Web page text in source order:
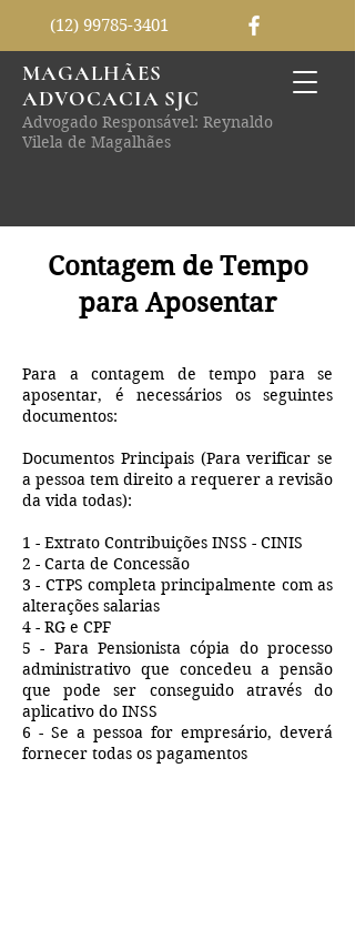
(12) 99785-3401
MAGALHÃES
ADVOCACIA SJC
Advogado Responsável: Reynaldo
Vilela de Magalhães
Contagem de Tempo
para Aposentar
Para a contagem de tempo para se
aposentar, é necessários os seguintes
documentos:
Documentos Principais (Para verificar se
a pessoa tem direito a requerer a revisão
da vida todas):
1 - Extrato Contribuições INSS - CINIS
2 - Carta de Concessão
3 - CTPS completa principalmente com as
alterações salarias
4 - RG e CPF
5 - Para Pensionista cópia do processo
administrativo que concedeu a pensão
que pode ser conseguido através do
aplicativo do INSS
6 - Se a pessoa for empresário, deverá
fornecer todas os pagamentos